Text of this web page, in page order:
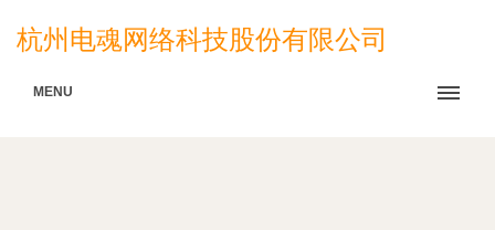
杭州电魂网络科技股份有限公司
MENU